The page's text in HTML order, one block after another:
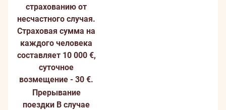
страхованию от
несчастного случая.
Страховая сумма на
каждого человека
составляет 10 000 €,
суточное
возмещение - 30 €.
Прерывание
поездки В случае